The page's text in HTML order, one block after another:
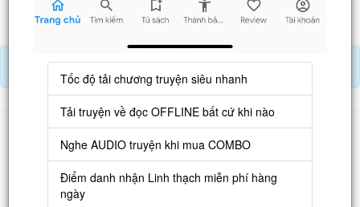
Nạp Lịch Thạch
Danh sách
Truyện mới
Truyện Hot
Tốc độ tải chương truyện siêu nhanh
Tải truyện về đọc OFFLINE bất cứ khi nào
Nghe AUDIO truyện khi mua COMBO
Điểm danh nhận Linh thạch miễn phí hàng
ngày